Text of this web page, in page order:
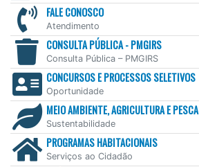
FALE CONOSCO
Atendimento
CONSULTA PÚBLICA - PMGIRS
Consulta Pública – PMGIRS
CONCURSOS E PROCESSOS SELETIVOS
Oportunidade
MEIO AMBIENTE, AGRICULTURA E PESCA
Sustentabilidade
PROGRAMAS HABITACIONAIS
Serviços ao Cidadão